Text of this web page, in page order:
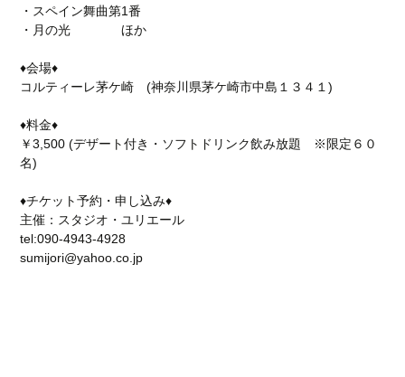
・スペイン舞曲第1番
・月の光 ほか
♦会場♦
コルティーレ茅ケ崎 (神奈川県茅ケ崎市中島１３４１)
♦料金♦
￥3,500 (デザート付き・ソフトドリンク飲み放題 ※限定６０
名)
♦チケット予約・申し込み♦
主催：スタジオ・ユリエール
tel:090-4943‐4928
sumijori@yahoo.co.jp